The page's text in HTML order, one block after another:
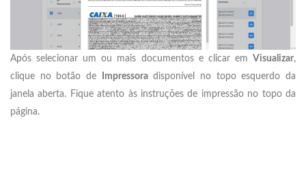
Após selecionar um ou mais documentos e clicar em Visualizar,
clique no botão de
Impressoradisponível no topo esquerdo da
janela aberta. Fique atento às instruções de impressão no topo da
página.